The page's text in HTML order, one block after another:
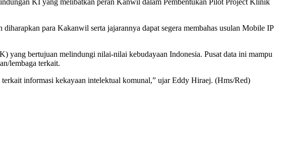
para Kakanwil serta jajarannya dapat segera membahas usulan Mobile IP
yang bertujuan melindungi nilai-nilai kebudayaan Indonesia. Pusat data ini mampu
lembaga terkait.
informasi kekayaan intelektual komunal,” ujar Eddy Hiraej. (Hms/Red)